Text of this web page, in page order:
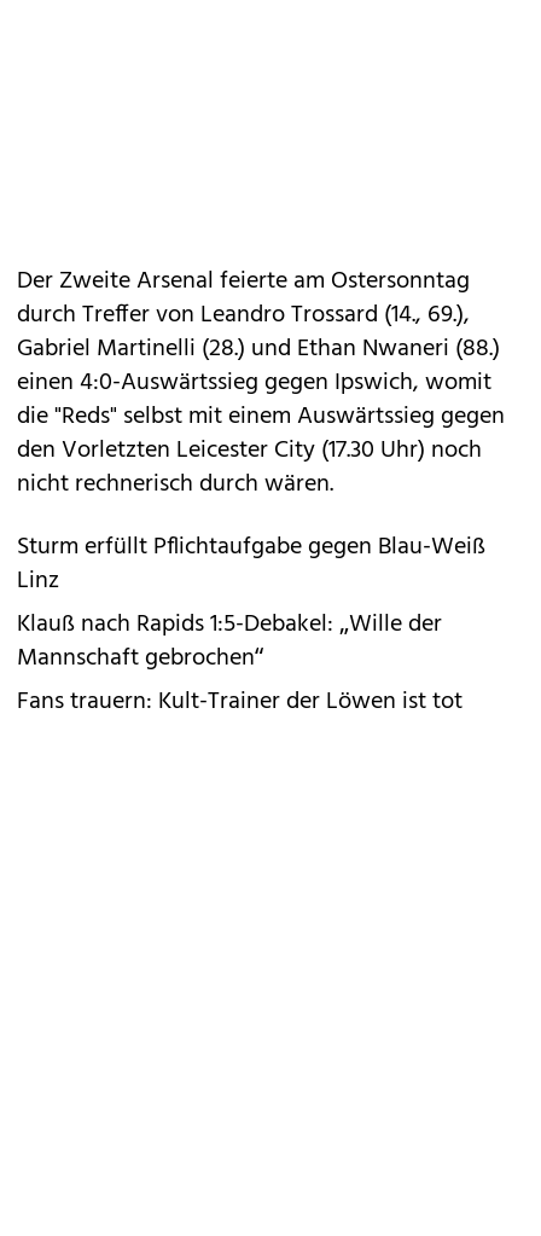
Der Zweite Arsenal feierte am Ostersonntag
durch Treffer von Leandro Trossard (14., 69.),
Gabriel Martinelli (28.) und Ethan Nwaneri (88.)
einen 4:0-Auswärtssieg gegen Ipswich, womit
die "Reds" selbst mit einem Auswärtssieg gegen
den Vorletzten Leicester City (17.30 Uhr) noch
nicht rechnerisch durch wären.
Sturm erfüllt Pflichtaufgabe gegen Blau-Weiß
Linz
Klauß nach Rapids 1:5-Debakel: „Wille der
Mannschaft gebrochen“
Fans trauern: Kult-Trainer der Löwen ist tot